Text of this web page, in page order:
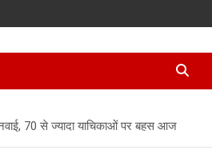
70 से ज्यादा याचिकाओं पर बहस आज